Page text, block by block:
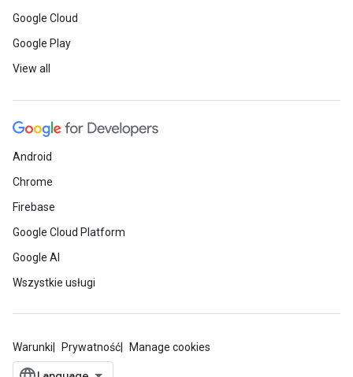
Google Cloud
Google Play
View all
Android
Chrome
Firebase
Google Cloud Platform
Google AI
Wszystkie usługi
Warunki Prywatność Manage cookies